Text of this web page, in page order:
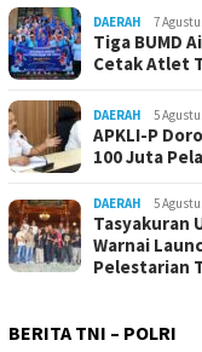
DAERAH 7
Tiga BUMD
Cetak Atlet
DAERAH 5
APKLI-P
100 Juta
DAERAH 5
Tasyakuran
Warnai
Pelestarian
BERITA TNI – POLRI